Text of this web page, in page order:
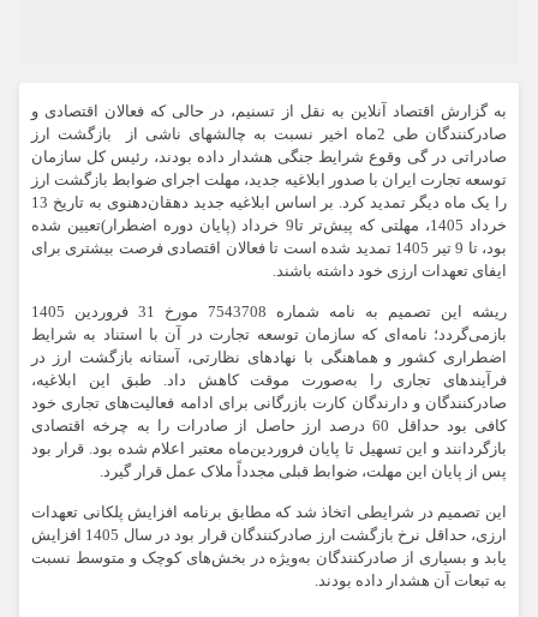
به گزارش اقتصاد آنلاین به نقل از تسنیم، در حالی که فعالان اقتصادی و
صادرکنندگان طی 2ماه‌ اخیر نسبت به چالشهای ناشی از بازگشت ارز
صادراتی در گی وقوع شرایط جنگی هشدار داده بودند، رئیس کل سازمان
توسعه تجارت ایران با صدور ابلاغیه جدید، مهلت اجرای ضوابط بازگشت ارز
را یک ماه دیگر تمدید کرد. بر اساس ابلاغیه جدید دهقان‌دهنوی به تاریخ 13
خرداد 1405، مهلتی که پیش‌تر تا9 خرداد (پایان دوره اضطرار)تعیین شده
بود، تا 9 تیر 1405 تمدید شده است تا فعالان اقتصادی فرصت بیشتری برای
ایفای تعهدات ارزی خود داشته باشند.
ریشه این تصمیم به نامه شماره 7543708 مورخ 31 فروردین 1405
بازمی‌گردد؛ نامه‌ای که سازمان توسعه تجارت در آن با استناد به شرایط
اضطراری کشور و هماهنگی با نهادهای نظارتی، آستانه بازگشت ارز در
فرآیندهای تجاری را به‌صورت موقت کاهش داد. طبق این ابلاغیه،
صادرکنندگان و دارندگان کارت بازرگانی برای ادامه فعالیت‌های تجاری خود
کافی بود حداقل 60 درصد ارز حاصل از صادرات را به چرخه اقتصادی
بازگردانند و این تسهیل تا پایان فروردین‌ماه معتبر اعلام شده بود. قرار بود
پس از پایان این مهلت، ضوابط قبلی مجدداً ملاک عمل قرار گیرد.
این تصمیم در شرایطی اتخاذ شد که مطابق برنامه افزایش پلکانی تعهدات
ارزی، حداقل نرخ بازگشت ارز صادرکنندگان قرار بود در سال 1405 افزایش
یابد و بسیاری از صادرکنندگان به‌ویژه در بخش‌های کوچک و متوسط نسبت
به تبعات آن هشدار داده بودند.